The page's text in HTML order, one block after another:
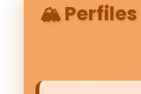
🏔️ Perfiles